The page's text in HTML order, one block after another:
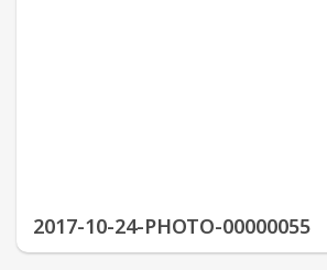
2017-10-24-PHOTO-00000055